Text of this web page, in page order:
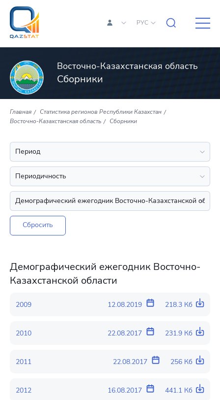
РУС
Восточно-Казахстанская область
Сборники
Главная
Статистика регионов Республики Казахстан
Восточно-Казахстанская область
Сборники
Сбросить
Демографический ежегодник Восточно-
Казахстанской области
2009 12.08.2019 218.3 Кб
2010 22.08.2017 231.9 Кб
2011 22.08.2017 256 Кб
2012 16.08.2017 441.1 Кб